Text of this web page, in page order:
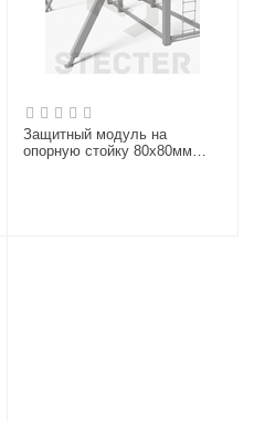
Защитный модуль на
опорную стойку 80х80мм